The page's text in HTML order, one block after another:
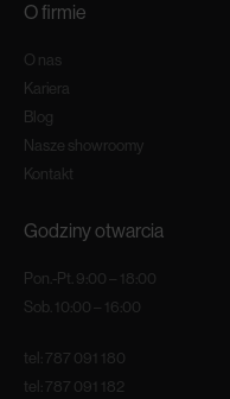
O firmie
O nas
Kariera
Blog
Nasze showroomy
Kontakt
Godziny otwarcia
Pon.-Pt. 9:00 – 18:00
Sob. 10:00 – 16:00
tel: 787 091 180
tel: 787 091 182